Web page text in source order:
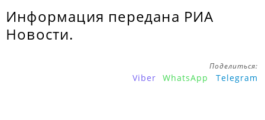
Информация передана РИА
Новости.
Поделиться:
Viber WhatsApp Telegram